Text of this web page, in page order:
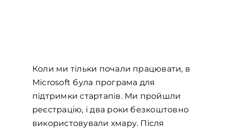
Коли ми тільки почали працювати, в
Місrosoft була програма для
підтримки стартапів. Ми пройшли
реєстрацію, і два роки безкоштовно
використовували хмару. Після